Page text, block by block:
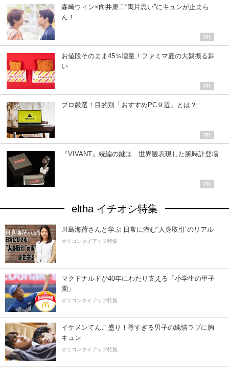
森崎ウィン×向井康二“両片思い”にキュンが止まら
ん！
お値段そのまま45％増量！ファミマ夏の大盤振る舞
い
プロ厳選！目的別「おすすめPC９選」とは？
『VIVANT』続編の鍵は…世界観表現した腕時計登場
eltha イチオシ特集
川島海荷さんと学ぶ 日常に潜む“人身取引”のリアル
オリコンタイアップ特集
マクドナルドが40年にわたり支える「小学生の甲子
園」
オリコンタイアップ特集
イケメンてんこ盛り！尊すぎる男子の純情ラブに胸
キュン
オリコンタイアップ特集